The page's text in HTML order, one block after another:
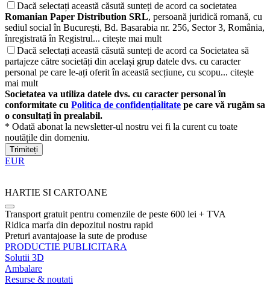
Dacă selectați această căsută sunteți de acord ca societatea
Romanian Paper Distribution SRL, persoană juridică romană, cu
sediul social în București, Bd. Basarabia nr. 256, Sector 3, România,
înregistrată în Registrul... citește mai mult
Dacă selectați această căsută sunteți de acord ca Societatea să
partajeze către societăți din același grup datele dvs. cu caracter
personal pe care le-ați oferit în această secțiune, cu scopu... citește
mai mult
Societatea va utiliza datele dvs. cu caracter personal în
conformitate cu Politica de confidențialitate pe care vă rugăm sa
o consultați în prealabil.
* Odată abonat la newsletter-ul nostru vei fi la curent cu toate
noutățile din domeniu.
Trimiteți
EUR
HARTIE SI CARTOANE
Transport gratuit pentru comenzile de peste 600 lei + TVA
Ridica marfa din depozitul nostru rapid
Preturi avantajoase la sute de produse
PRODUCTIE PUBLICITARA
Solutii 3D
Ambalare
Resurse & noutati